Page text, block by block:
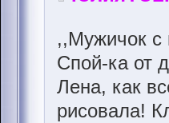
,,Мужичок с
Спой-ка от
Лена, как
рисовала!